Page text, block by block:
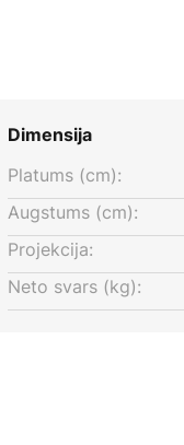
Dimensija
Platums (cm):
Augstums (cm):
Projekcija:
Neto svars (kg):